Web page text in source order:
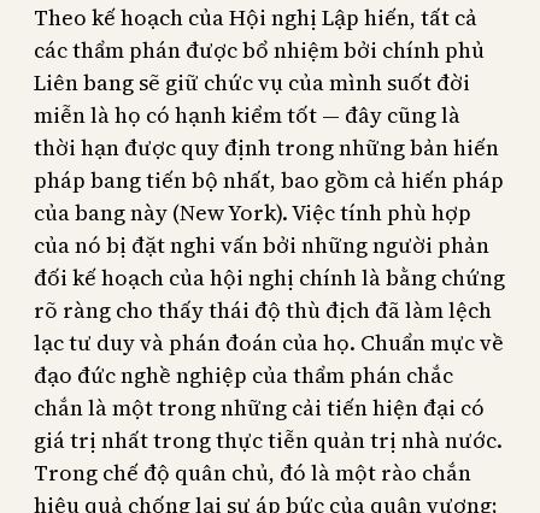
Theo kế hoạch của Hội nghị Lập hiến, tất cả
các thẩm phán được bổ nhiệm bởi chính phủ
Liên bang sẽ giữ chức vụ của mình suốt đời
miễn là họ có hạnh kiểm tốt — đây cũng là
thời hạn được quy định trong những bản hiến
pháp bang tiến bộ nhất, bao gồm cả hiến pháp
của bang này (New York). Việc tính phù hợp
của nó bị đặt nghi vấn bởi những người phản
đối kế hoạch của hội nghị chính là bằng chứng
rõ ràng cho thấy thái độ thù địch đã làm lệch
lạc tư duy và phán đoán của họ. Chuẩn mực về
đạo đức nghề nghiệp của thẩm phán chắc
chắn là một trong những cải tiến hiện đại có
giá trị nhất trong thực tiễn quản trị nhà nước.
Trong chế độ quân chủ, đó là một rào chắn
hiệu quả chống lại sự áp bức của quân vương;